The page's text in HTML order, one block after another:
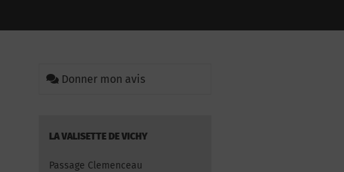
Donner mon avis
LA VALISETTE DE VICHY
Passage Clemenceau